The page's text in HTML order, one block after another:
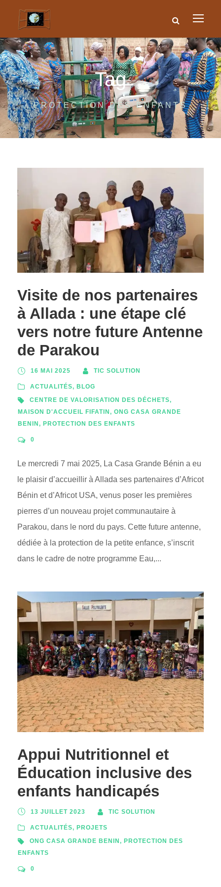
Tag
PROTECTION DES ENFANTS
Visite de nos partenaires
à Allada : une étape clé
vers notre future Antenne
de Parakou
16 MAI 2025 TIC SOLUTION
ACTUALITÉS, BLOG
CENTRE DE VALORISATION DES DÉCHETS,
MAISON D'ACCUEIL FIFATIN , ONG CASA GRANDE
BENIN , PROTECTION DES ENFANTS
0
Le mercredi 7 mai 2025, La Casa Grande Bénin a eu
le plaisir d’accueillir à Allada ses partenaires d’Africot
Bénin et d’Africot USA, venus poser les premières
pierres d’un nouveau projet communautaire à
Parakou, dans le nord du pays. Cette future antenne,
dédiée à la protection de la petite enfance, s’inscrit
dans le cadre de notre programme Eau,...
Appui Nutritionnel et
Éducation inclusive des
enfants handicapés
13 JUILLET 2023 TIC SOLUTION
ACTUALITÉS, PROJETS
ONG CASA GRANDE BENIN, PROTECTION DES
ENFANTS
0